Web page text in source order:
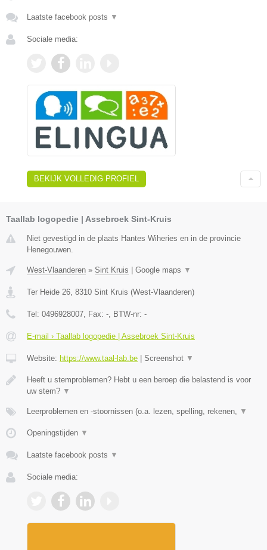
Laatste facebook posts ▼
Sociale media:
BEKIJK VOLLEDIG PROFIEL
Taallab logopedie | Assebroek Sint-Kruis
Niet gevestigd in de plaats Hantes Wiheries en in de provincie
Henegouwen.
West-Vlaanderen » Sint Kruis Google maps ▼
Ter Heide 26, 8310 Sint Kruis (West-Vlaanderen)
Tel: 0496928007, Fax: -, BTW-nr: -
E-mail › Taallab logopedie | Assebroek Sint-Kruis
Website: https://www.taal-lab.be Screenshot ▼
Heeft u stemproblemen? Hebt u een beroep die belastend is voor
uw stem? ▼
Leerproblemen en -stoornissen (o.a. lezen, spelling, rekenen, ▼
Openingstijden ▼
Laatste facebook posts ▼
Sociale media: